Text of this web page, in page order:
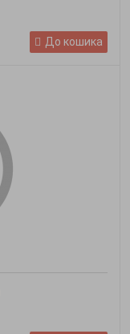
До кошика